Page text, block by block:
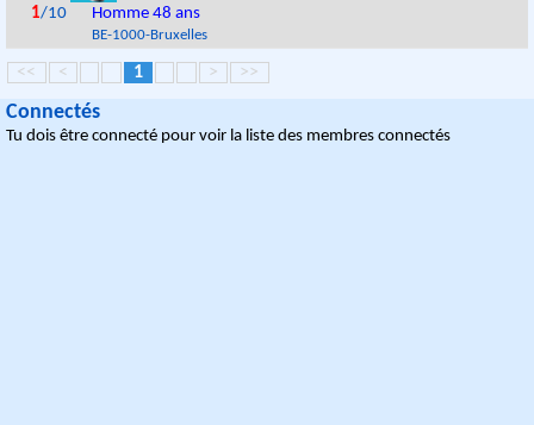
1/10 Homme 48 ans
BE-1000-Bruxelles
<< < 1 > >>
Connectés
Tu dois être connecté pour voir la liste des membres connectés